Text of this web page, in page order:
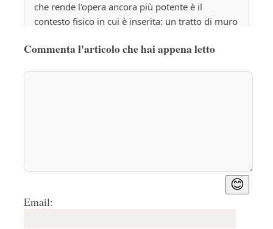
che rende l'opera ancora più potente è il
contesto fisico in cui è inserita: un tratto di muro
deteriorato, con l’intonaco che si sgretola e
determinato. I capelli, come scossi dal vento, si
sollevano in modo filiforme e teso: un dettaglio
Commenta l'articolo che hai appena letto
😊
Email: